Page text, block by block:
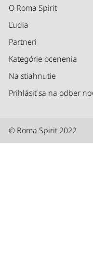
O Roma Spirit
Ľudia
Partneri
Kategórie ocenenia
Na stiahnutie
Prihlásiť sa na odber
© Roma Spirit 2022